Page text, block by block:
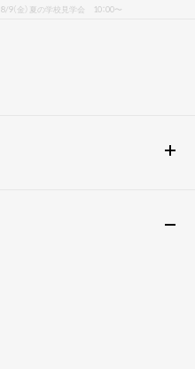
8/9（金）夏の学校見学会 10：00〜